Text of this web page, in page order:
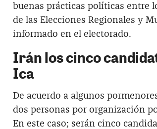
buenas prácticas políticas entre
de las Elecciones Regionales y
informado en el electorado.
Irán los cinco
Ica
De acuerdo a algunos
dos personas por organización
En este caso; serán cinco